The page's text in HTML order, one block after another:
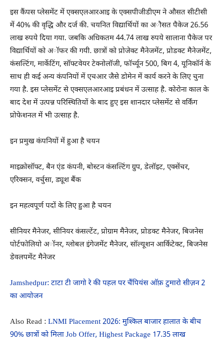
इस कैंपस प्लेसमेंट में एक्सएलआरआइ के एक्सपीजीडीएम ने औसत सीटीसी
में 40% की वृद्धि और दर्ज की. चयनित विद्यार्थियों का अौसत पैकेज 26.56
लाख रुपये दिया गया. जबकि अधिकतम 44.74 लाख रुपये सालाना पैकेज पर
विद्यार्थियों को अॉफर की गयी. छात्रों को प्रोजेक्ट मैनेजमेंट, प्रोडक्ट मैनेजमेंट,
कंसल्टिंग, मार्केटिंग, सॉफ्टवेयर टेक्नोलॉजी, फॉर्च्यून 500, बिग 4, यूनिकॉर्न के
साथ ही कई अन्य कंपनियों में एचआर जैसे डोमेन में कार्य करने के लिए चुना
गया है. इस प्लेसमेंट से एक्सएलआरआइ प्रबंधन में उत्साह है. कोरोना काल के
बाद देश में उत्पन्न परिस्थितियों के बाद हुए इस शानदार प्लेसमेंट से वर्किंग
प्रोफेशनल में भी उत्साह है.
इन प्रमुख कंपनियों में हुआ है चयन
माइक्रोसॉफ्ट, बैन एंड कंपनी, बोस्टन कंसल्टिंग ग्रुप, डेलॉइट, एक्सेंचर,
एरिक्सन, वर्चुसा, ड्यूश बैंक
इन महत्वपूर्ण पदों के लिए हुआ है चयन
सीनियर मैनेजर, सीनियर कंसल्टेंट, प्रोग्राम मैनेजर, प्रोडक्ट मैनेजर, बिजनेस
पोर्टफोलियो अॉनर, ग्लोबल इंगेजमेंट मैनेजर, सॉल्यूशन आर्किटेक्ट, बिजनेस
डेवलपमेंट मैनेजर
Jamshedpur: टाटा टी जागो रे की पहल पर चैंपियंस ऑफ़ टुमारो सीज़न 2
का आयोजन
Also Read : LNMI Placement 2026: मुश्किल बाजार हालात के बीच
90% छात्रों को मिला Job Offer, Highest Package 17.35 लाख